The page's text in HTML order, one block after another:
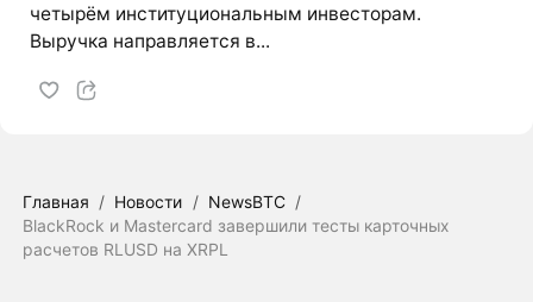
четырём институциональным инвесторам.
Выручка направляется в...
Главная / Новости / NewsBTC /
BlackRock и Mastercard завершили тесты карточных
расчетов RLUSD на XRPL